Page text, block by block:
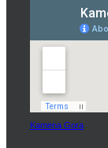
Kamena Gora